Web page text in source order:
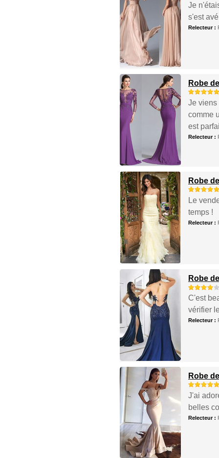
Je
s'est
Relecteur :
Robe
Je viens
comme
est
Relecteur :
Robe
Le
temps !
Relecteur :
Robe
C'est
vérifier
Relecteur :
Robe
J'ai
belles
Relecteur :